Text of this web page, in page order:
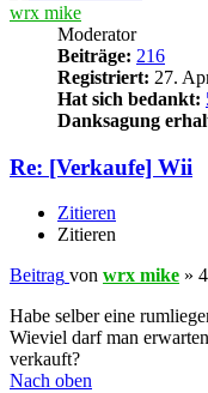
wrx mike
Moderator
Beiträge: 216
Registriert: 27.
Hat sich bedankt:
Danksagung
Re: [Verkaufe] Wii
Zitieren
Zitieren
Beitrag von wrx mike »
Habe selber eine
Wieviel darf man
verkauft?
Nach oben